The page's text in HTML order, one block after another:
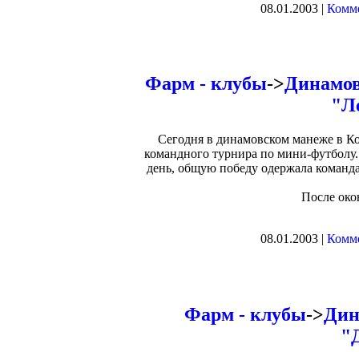
08.01.2003 |
Фарм - клубы->
Сегодня в динамовском манеже в
командного турнира по мини-
день, общую победу одержала
После
08.01.2003 |
Фарм - клубы->